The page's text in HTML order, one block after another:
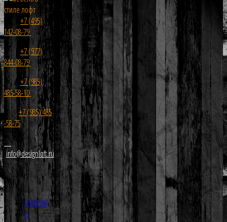
+7 (495)
142-08-79
+7 (977)
844-08-79
+7 (985)
485-58-10
+7 (985) 485
-58-75
info@designloft.ru
ГЛАВНАЯ
О